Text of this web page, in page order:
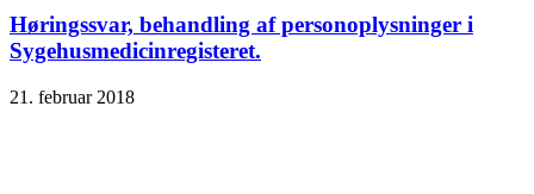
Høringssvar, behandling af personoplysninger i
Sygehusmedicinregisteret.
21. februar 2018